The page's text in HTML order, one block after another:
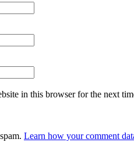
in this browser for the next
Learn how your comment